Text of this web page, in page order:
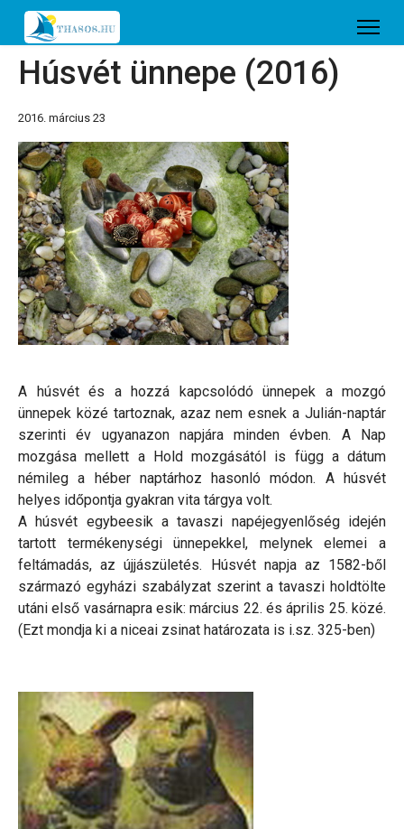
Húsvét ünnepe (2016)
2016. március 23
A húsvét és a hozzá kapcsolódó ünnepek a mozgó
ünnepek közé tartoznak, azaz nem esnek a Julián-naptár
szerinti év ugyanazon napjára minden évben. A Nap
mozgása mellett a Hold mozgásától is függ a dátum
némileg a héber naptárhoz hasonló módon. A húsvét
helyes időpontja gyakran vita tárgya volt.
A húsvét egybeesik a tavaszi napéjegyenlőség idején
tartott termékenységi ünnepekkel, melynek elemei a
feltámadás, az újjászületés. Húsvét napja az 1582-ből
származó egyházi szabályzat szerint a tavaszi holdtölte
utáni első vasárnapra esik: március 22. és április 25. közé.
(Ezt mondja ki a niceai zsinat határozata is i.sz. 325-ben)